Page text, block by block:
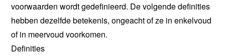
voorwaarden wordt gedefinieerd. De volgende definities
hebben dezelfde betekenis, ongeacht of ze in enkelvoud
of in meervoud voorkomen.
Definities